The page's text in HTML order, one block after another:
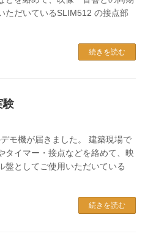
ただいているSLIM512 の接点部
続きを読む
験
モ機が届きました。 建築現場で
タイマー・接点などを絡めて、映
盤としてご使用いただいている
続きを読む